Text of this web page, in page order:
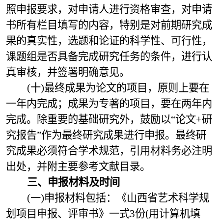
照申报要求，对申请人进行资格审查，对申请
书所有栏目填写的内容，特别是对前期研究成
果的真实性，选题和论证的科学性、可行性，
课题组是否具备完成研究任务的条件，进行认
真审核，并签署明确意见。
(十)最终成果为论文的项目，原则上要在
一年内完成；成果为专著的项目，要在两年内
完成。除重要的基础研究外，鼓励以“论文+研
究报告”作为最终研究成果进行申报。最终研
究成果必须符合学术规范，引用材料务必注明
出处，并附主要参考文献目录。
三、申报材料及时间
(一)申报材料包括：《山西省艺术科学规
划项目申报、评审书》一式3份(用计算机填